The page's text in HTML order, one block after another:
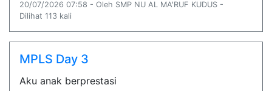
20/07/2026 07:58 - Oleh SMP NU AL MA'RUF KUDUS -
Dilihat 113 kali
MPLS Day 3
Aku anak berprestasi